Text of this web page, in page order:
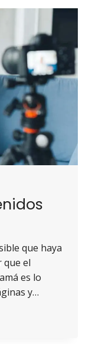
que haya
que el
es lo
y…